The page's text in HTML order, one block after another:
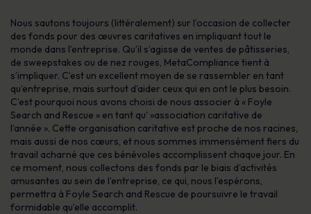
Nous sautons toujours (littéralement) sur l’occasion de collecter
des fonds pour des œuvres caritatives en impliquant tout le
monde dans l’entreprise. Qu’il s’agisse de ventes de pâtisseries,
de sweepstakes ou de nez rouges, MetaCompliance tient à
s’impliquer. C’est un excellent moyen de se rassembler en tant
qu’entreprise, mais surtout d’aider ceux qui en ont le plus besoin.
C’est pourquoi nous avons choisi de nous associer à « Foyle
Search and Rescue » en tant qu' »association caritative de
l’année ». Cette organisation caritative est proche de nos racines,
mais aussi de nos cœurs, et nous sommes immensément fiers du
travail acharné que ces bénévoles accomplissent chaque jour. En
ce moment, nous collectons des fonds par le biais d’activités
amusantes au sein de l’entreprise, ce qui, nous l’espérons,
permettra à Foyle Search and Rescue de poursuivre le travail
formidable qu’elle accomplit.